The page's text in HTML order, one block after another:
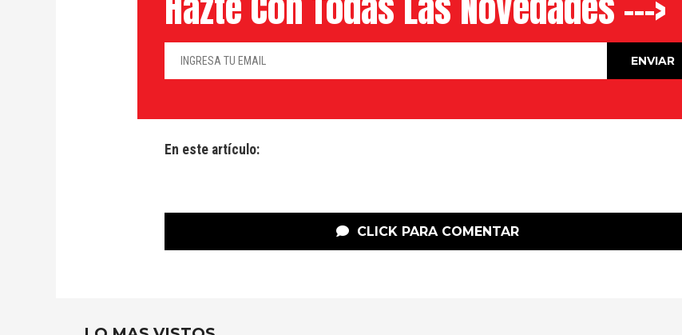
En este artículo:
CLICK PARA COMENTAR